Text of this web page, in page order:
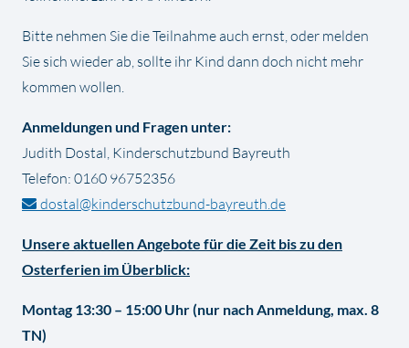
Bitte nehmen Sie die Teilnahme auch ernst, oder melden
Sie sich wieder ab, sollte ihr Kind dann doch nicht mehr
kommen wollen.
Anmeldungen und Fragen unter:
Judith Dostal, Kinderschutzbund Bayreuth
Telefon: 0160 96752356
dostal@kinderschutzbund-bayreuth.de
Unsere aktuellen Angebote für die Zeit bis zu den
Osterferien im Überblick:
Montag 13:30 – 15:00 Uhr (nur nach Anmeldung, max. 8
TN)